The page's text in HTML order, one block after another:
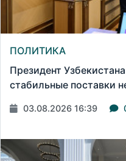
ПОЛИТИКА
Президент
стабильные поставки
03.08.2026 16:39